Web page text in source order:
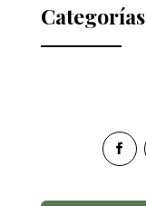
Categorías